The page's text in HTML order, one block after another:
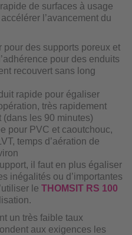
de surfaces à usage
l’avancement du
pour des supports poreux et
pour des enduits
recouvert sans long
rapide pour égaliser
très rapidement
(dans les 90 minutes)
pour PVC et caoutchouc,
temps d’aération de
il faut en plus égaliser
inégalités ou d’importantes
le THOMSIT RS 100
un très faible taux
aux exigences les